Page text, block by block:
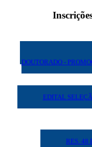
EDITAL DE
DOUTORADO -
EDITAL
RES. 48